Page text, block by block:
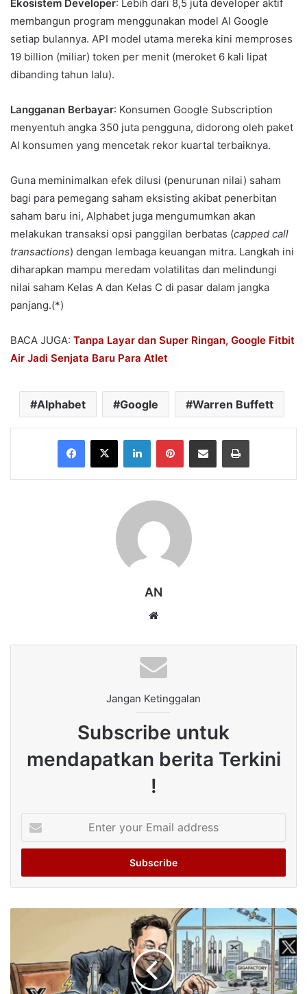
Ekosistem Developer: Lebih dari 8,5 juta developer aktif
membangun program menggunakan model AI Google
setiap bulannya. API model utama mereka kini memproses
19 billion (miliar) token per menit (meroket 6 kali lipat
dibanding tahun lalu).
Langganan Berbayar: Konsumen Google Subscription
menyentuh angka 350 juta pengguna, didorong oleh paket
AI konsumen yang mencetak rekor kuartal terbaiknya.
Guna meminimalkan efek dilusi (penurunan nilai) saham
bagi para pemegang saham eksisting akibat penerbitan
saham baru ini, Alphabet juga mengumumkan akan
melakukan transaksi opsi panggilan berbatas (capped call
transactions) dengan lembaga keuangan mitra. Langkah ini
diharapkan mampu meredam volatilitas dan melindungi
nilai saham Kelas A dan Kelas C di pasar dalam jangka
panjang.(*)
BACA JUGA: Tanpa Layar dan Super Ringan, Google Fitbit
Air Jadi Senjata Baru Para Atlet
Alphabet Google Warren Buffett
Facebook
X LinkedInPinterestShare via Email Print
AN
Jangan Ketinggalan
Subscribe untuk
mendapatkan berita Terkini
!
your
Email